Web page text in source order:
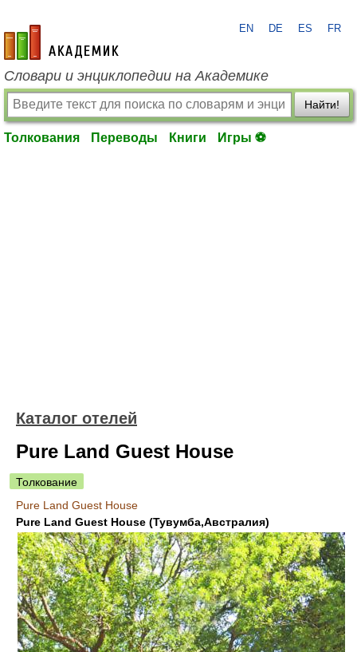
academic.ru
EN DE ES FR
Словари и энциклопедии на Академике
Найти!
Толкования Переводы Книги Игры ⚽
Каталог отелей
Pure Land Guest House
Толкование
Pure Land Guest House
Pure Land Guest House (Тувумба,Австралия)